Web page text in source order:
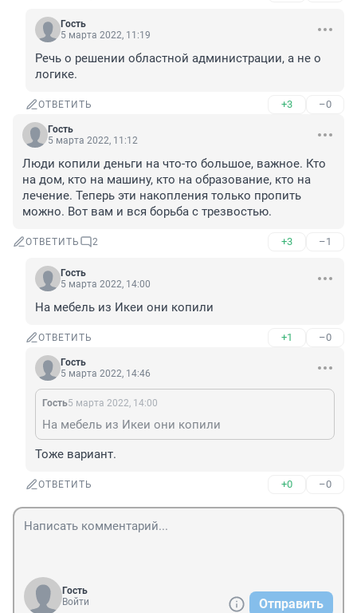
Гость
5 марта 2022, 11:19
Речь о решении областной администрации, а не о
логике.
ОТВЕТИТЬ +3 –0
Гость
5 марта 2022, 11:12
Люди копили деньги на что-то большое, важное. Кто
на дом, кто на машину, кто на образование, кто на
лечение. Теперь эти накопления только пропить
можно. Вот вам и вся борьба с трезвостью.
ОТВЕТИТЬ 2 +3 –1
Гость
5 марта 2022, 14:00
На мебель из Икеи они копили
ОТВЕТИТЬ +1 –0
Гость
5 марта 2022, 14:46
Гость5 марта 2022, 14:00
На мебель из Икеи они копили
Тоже вариант.
ОТВЕТИТЬ +0 –0
Гость
Войти
Отправить